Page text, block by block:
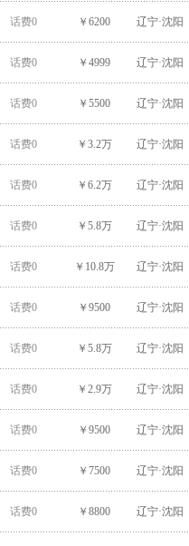
话费0 ￥6200 辽宁·沈阳
话费0 ￥4999 辽宁·沈阳
话费0 ￥5500 辽宁·沈阳
话费0 ￥3.2万 辽宁·沈阳
话费0 ￥6.2万 辽宁·沈阳
话费0 ￥5.8万 辽宁·沈阳
话费0 ￥10.8万 辽宁·沈阳
话费0 ￥9500 辽宁·沈阳
话费0 ￥5.8万 辽宁·沈阳
话费0 ￥2.9万 辽宁·沈阳
话费0 ￥9500 辽宁·沈阳
话费0 ￥7500 辽宁·沈阳
话费0 ￥8800 辽宁·沈阳